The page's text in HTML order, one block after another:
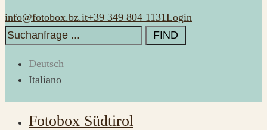
info@fotobox.bz.it+39 349 804 1131Login
Search
for:
Deutsch
Italiano
Fotobox Südtirol